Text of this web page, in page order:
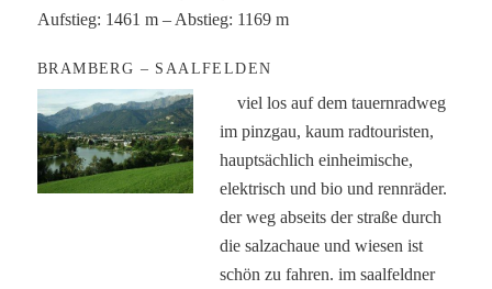
Aufstieg: 1461 m – Abstieg: 1169 m
BRAMBERG – SAALFELDEN
viel los auf dem tauernradweg
im pinzgau, kaum radtouristen,
hauptsächlich einheimische,
elektrisch und bio und rennräder.
der weg abseits der straße durch
die salzachaue und wiesen ist
schön zu fahren. im saalfeldner